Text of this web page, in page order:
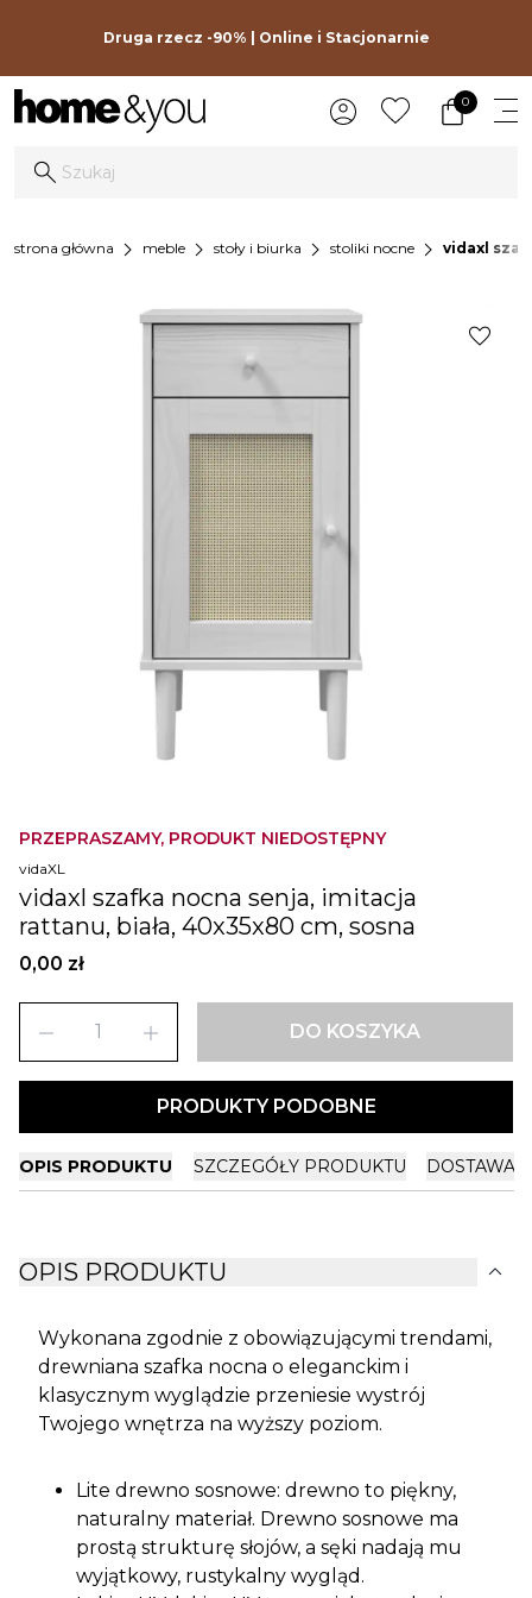
Druga rzecz -90% | Online i Stacjonarnie
0
strona główna chevron_right meble chevron_right stoły i biurka chevron_right stoliki nocne chevron_right vidaxl
PRZEPRASZAMY, PRODUKT NIEDOSTĘPNY
vidaXL
vidaxl szafka nocna senja, imitacja
rattanu, biała, 40x35x80 cm, sosna
0,00 zł
remove add DO KOSZYKA
PRODUKTY PODOBNE
favorite
OPIS PRODUKTU SZCZEGÓŁY PRODUKTU DOSTAWA
OPIS PRODUKTU expand_more
Wykonana zgodnie z obowiązującymi trendami,
drewniana szafka nocna o eleganckim i
klasycznym wyglądzie przeniesie wystrój
Twojego wnętrza na wyższy poziom.
Lite drewno sosnowe: drewno to piękny,
naturalny materiał. Drewno sosnowe ma
prostą strukturę słojów, a sęki nadają mu
wyjątkowy, rustykalny wygląd.